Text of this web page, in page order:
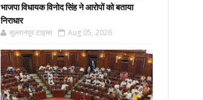
भाजपा विधायक विनोद सिंह ने आरोपों को बताया
निराधार
सुल्तानपुर टाइम्स Aug 05, 2026